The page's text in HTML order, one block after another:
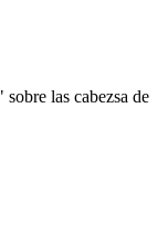
las cabezsa de